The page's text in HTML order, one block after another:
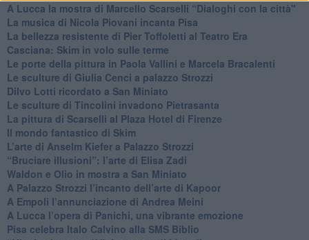
A Lucca la mostra di Marcello Scarselli “Dialoghi con la città"
​La musica di Nicola Piovani incanta Pisa
​La bellezza resistente di Pier Toffoletti al Teatro Era
​Casciana: Skim in volo sulle terme
​Le porte della pittura in Paola Vallini e Marcela Bracalenti
​Le sculture di Giulia Cenci a palazzo Strozzi
​Dilvo Lotti ricordato a San Miniato
​Le sculture di Tincolini invadono Pietrasanta
La pittura di Scarselli al Plaza Hotel di Firenze
​Il mondo fantastico di Skim
​L’arte di Anselm Kiefer a Palazzo Strozzi
​“Bruciare illusioni”: l’arte di Elisa Zadi
​Waldon e Olio in mostra a San Miniato
​A Palazzo Strozzi l’incanto dell’arte di Kapoor
​A Empoli l’annunciazione di Andrea Meini
A Lucca l’opera di Panichi, una vibrante emozione
Pisa celebra Italo Calvino alla SMS Biblio